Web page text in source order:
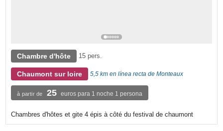
Chambre d'hôte 15 pers.
Chaumont sur loire 5,5 km en línea recta de Monteaux
à partir de 25 euros para 1 noche 1 persona
Chambres d'hôtes et gite 4 épis à côté du festival de chaumont